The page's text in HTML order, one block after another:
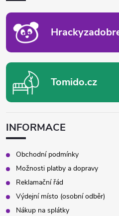
Tomido.cz
INFORMACE
Obchodní podmínky
Možnosti platby a dopravy
Reklamační řád
Výdejní místo (osobní odběr)
Nákup na splátky